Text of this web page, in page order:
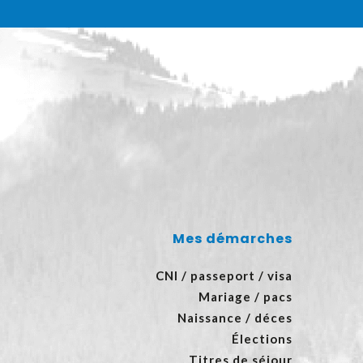
Mes démarches
CNI / passeport / visa
Mariage / pacs
Naissance / déces
Élections
Titres de séjour